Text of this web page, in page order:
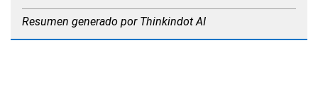
Resumen generado por Thinkindot AI